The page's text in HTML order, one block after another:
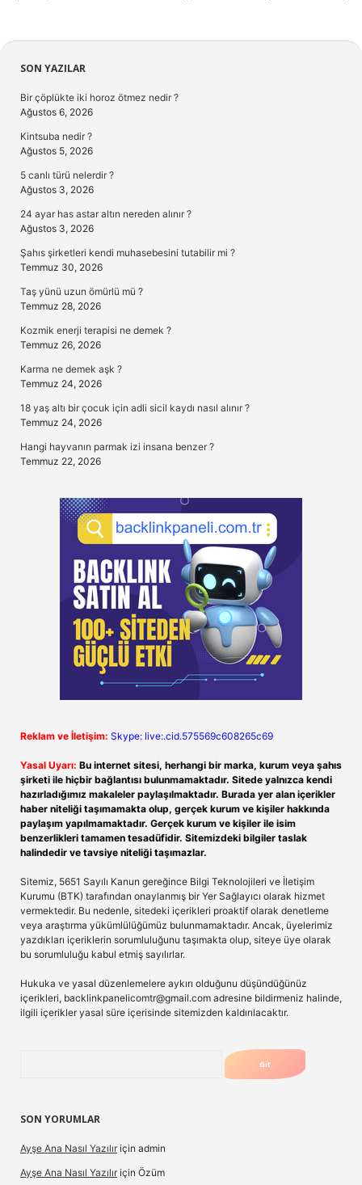
Sidebar
SON YAZILAR
Bir çöplükte iki horoz ötmez nedir ?
Ağustos 6, 2026
Kintsuba nedir ?
Ağustos 5, 2026
5 canlı türü nelerdir ?
Ağustos 3, 2026
24 ayar has astar altın nereden alınır ?
Ağustos 3, 2026
Şahıs şirketleri kendi muhasebesini tutabilir mi ?
Temmuz 30, 2026
Taş yünü uzun ömürlü mü ?
Temmuz 28, 2026
Kozmik enerji terapisi ne demek ?
Temmuz 26, 2026
Karma ne demek aşk ?
Temmuz 24, 2026
18 yaş altı bir çocuk için adli sicil kaydı nasıl alınır ?
Temmuz 24, 2026
Hangi hayvanın parmak izi insana benzer ?
Temmuz 22, 2026
Reklam ve İletişim: Skype: live:.cid.575569c608265c69
Yasal Uyarı: Bu internet sitesi, herhangi bir marka, kurum veya şahıs
şirketi ile hiçbir bağlantısı bulunmamaktadır. Sitede yalnızca kendi
hazırladığımız makaleler paylaşılmaktadır. Burada yer alan içerikler
haber niteliği taşımamakta olup, gerçek kurum ve kişiler hakkında
paylaşım yapılmamaktadır. Gerçek kurum ve kişiler ile isim
benzerlikleri tamamen tesadüfidir. Sitemizdeki bilgiler taslak
halindedir ve tavsiye niteliği taşımazlar.
Sitemiz, 5651 Sayılı Kanun gereğince Bilgi Teknolojileri ve İletişim
Kurumu (BTK) tarafından onaylanmış bir Yer Sağlayıcı olarak hizmet
vermektedir. Bu nedenle, sitedeki içerikleri proaktif olarak denetleme
veya araştırma yükümlülüğümüz bulunmamaktadır. Ancak, üyelerimiz
yazdıkları içeriklerin sorumluluğunu taşımakta olup, siteye üye olarak
bu sorumluluğu kabul etmiş sayılırlar.
Hukuka ve yasal düzenlemelere aykırı olduğunu düşündüğünüz
içerikleri, backlinkpanelicomtr@gmail.com adresine bildirmeniz halinde,
ilgili içerikler yasal süre içerisinde sitemizden kaldırılacaktır.
SON YORUMLAR
Ayşe Ana Nasıl Yazılır için admin
Ayşe Ana Nasıl Yazılır için Özüm